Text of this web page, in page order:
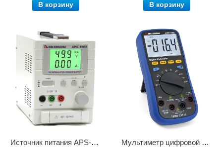
В корзину В корзину
Источник питания APS-1503 Мультиметр цифровой АММ-1203